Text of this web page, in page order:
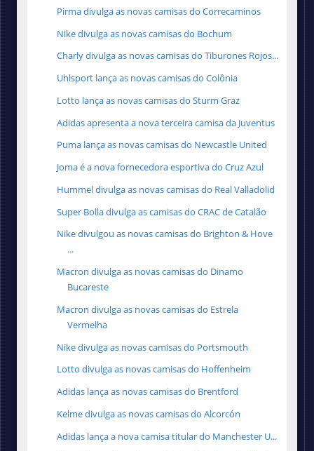
Pirma divulga as novas camisas do Correcaminos
Nike divulga as novas camisas do Bochum
Charly divulga as novas camisas do Tiburones Rojos...
Uhlsport lança as novas camisas do Colônia
Lotto lança as novas camisas do Sturm Graz
Adidas apresenta a nova terceira camisa da Juventus
Puma lança as novas camisas do Newcastle United
Joma é a nova fornecedora esportiva do Cruz Azul
Hummel divulga as novas camisas do Real Valladolid
Super Bolla divulga as camisas do CRAC de Catalão
Nike divulgou as novas camisas do Brighton & Hove
...
Macron divulga as novas camisas do Dinamo
Bucareste
Macron divulga as novas camisas do Estrela
Vermelha
Nike divulga as novas camisas do Portsmouth
Lotto divulga as novas camisas do Hoffenheim
Adidas lança as novas camisas do Brentford
Kelme divulga as novas camisas do Alcorcón
Adidas lança a nova camisa titular do Manchester U...